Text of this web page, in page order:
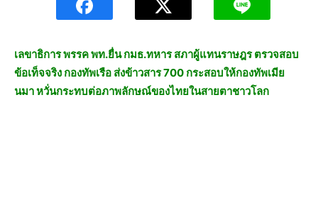
เลขาธิการ พรรค พท.ยื่น กมธ.ทหาร สภาผู้แทนราษฎร ตรวจสอบ
ข้อเท็จจริง กองทัพเรือ ส่งข้าวสาร 700 กระสอบให้กองทัพเมีย
นมา หวั่นกระทบต่อภาพลักษณ์ของไทยในสายตาชาวโลก